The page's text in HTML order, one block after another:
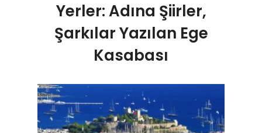
Yerler: Adına Şiirler,
Şarkılar Yazılan Ege
Kasabası